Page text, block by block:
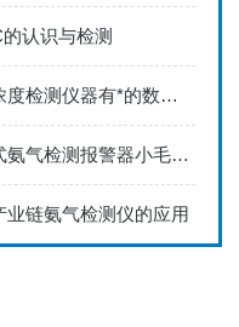
认识与检测
臭氧浓度检测仪器有*的数据储存功能
移动式氨气检测报警器小毛病不可怕,学会维修常识即可
业链氨气检测仪的应用